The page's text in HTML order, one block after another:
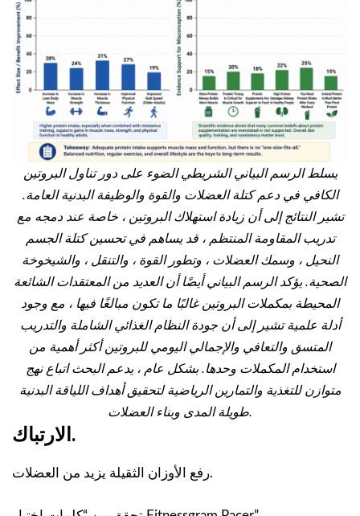
يسلط الرسم البياني الشريطي الضوء على دور تناول البروتين
الكافي في دعم كتلة العضلات والقوة والوظيفة البدنية العامة.
تشير النتائج إلى أن زيادة استهلاك البروتين ، خاصة عند دمجه مع
تدريب المقاومة المنتظم ، قد يساهم في تحسين كتلة الجسم
النحيل ، وسمك العضلات ، وتطور القوة ، والتنقل ، والشيخوخة
الصحية. يؤكد الرسم البياني أيضًا أن العديد من المعتقدات الشائعة
المحيطة بمكملات البروتين غالبًا ما تكون مبالغًا فيها ، مع وجود
أدلة علمية تشير إلى أن جودة النظام الغذائي الشاملة والتدريب
المتسق والتعافي والإجمالي اليومي للبروتين أكثر أهمية من
استخدام المكملات وحدها. بشكل عام ، يدعم البحث اتباع نهج
متوازن للتغذية والتمارين الرياضية لتحقيق أهداف اللياقة البدنية
طويلة المدى وبناء العضلات.
الارتباك.
رفع الأوزان الثقيلة يزيد من العضلات.